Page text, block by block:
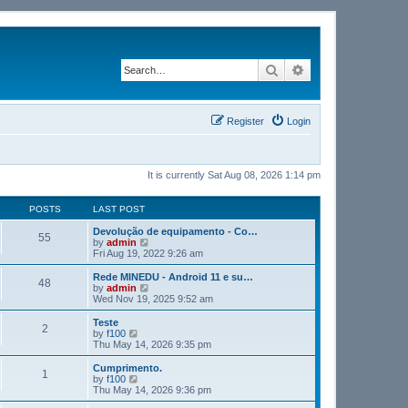
Search
Login
Register
It is currently Sat Aug 08, 2026 1:14 pm
POSTS LAST POST
55
Devolução de equipamento - Co…
by admin
i
e
w
h
t
e
t
o
s
Fri Aug 19, 2022 9:26 am
48
Rede MINEDU - Android 11 e su…
by admin
e
h
l
a
t
e
Wed Nov 19, 2025 9:52 am
2
Teste
by f100
i
e
w
h
Thu May 14, 2026 9:35 pm
1
Cumprimento.
by f100
i
e
Thu May 14, 2026 9:36 pm